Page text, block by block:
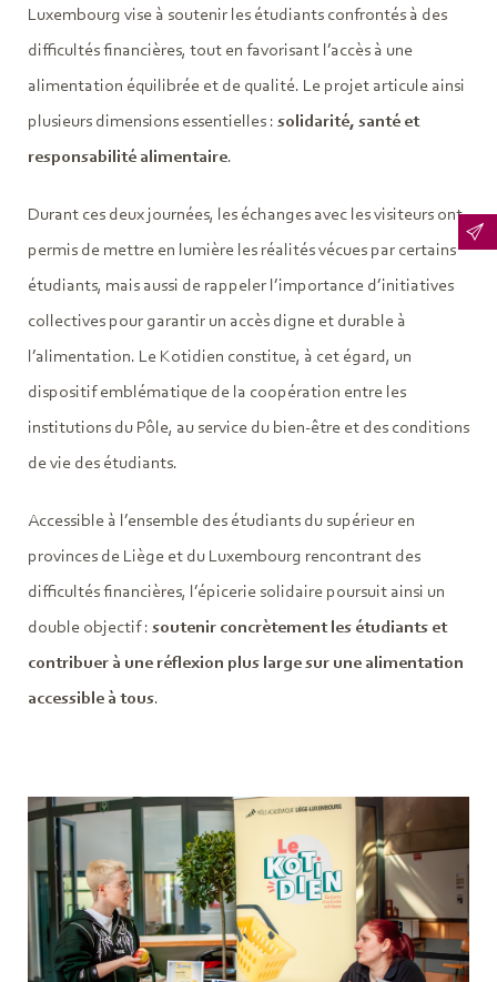
Luxembourg vise à soutenir les étudiants confrontés à des
difficultés financières, tout en favorisant l’accès à une
alimentation équilibrée et de qualité. Le projet articule ainsi
plusieurs dimensions essentielles : solidarité, santé et
responsabilité alimentaire.
Durant ces deux journées, les échanges avec les visiteurs ont
permis de mettre en lumière les réalités vécues par certains
étudiants, mais aussi de rappeler l’importance d’initiatives
collectives pour garantir un accès digne et durable à
l’alimentation. Le Kotidien constitue, à cet égard, un
dispositif emblématique de la coopération entre les
institutions du Pôle, au service du bien-être et des conditions
de vie des étudiants.
Accessible à l’ensemble des étudiants du supérieur en
provinces de Liège et du Luxembourg rencontrant des
difficultés financières, l’épicerie solidaire poursuit ainsi un
double objectif : soutenir concrètement les étudiants et
contribuer à une réflexion plus large sur une alimentation
accessible à tous.